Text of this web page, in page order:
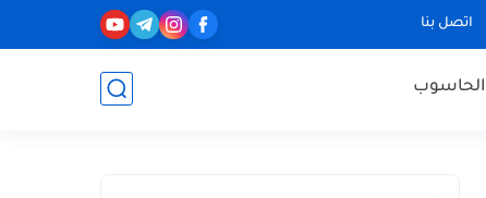
اتصل بنا
الحاسوب